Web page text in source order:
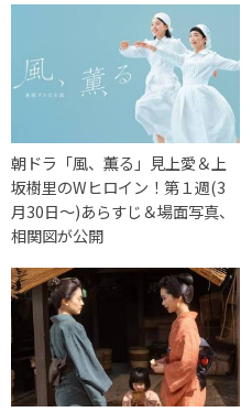
朝ドラ「風、薫る」見上愛＆上
坂樹里のWヒロイン！第１週(3
月30日〜)あらすじ＆場面写真、
相関図が公開